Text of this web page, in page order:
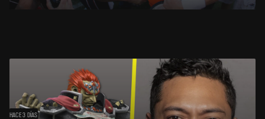
HACE 3 DÍAS